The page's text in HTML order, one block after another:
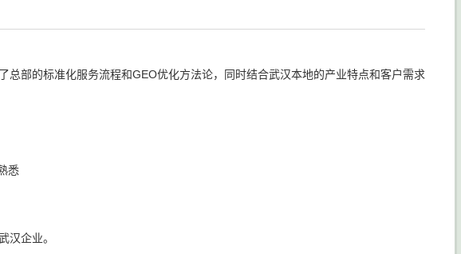
部的标准化服务流程和GEO优化方法论，同时结合武汉本地的产业特点和客户需求
悉
汉企业。